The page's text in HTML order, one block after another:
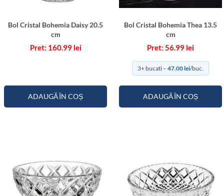
Bol Cristal Bohemia Daisy 20.5
cm
160.99 lei
ADAUGĂ ÎN COȘ
Bol Cristal Bohemia Thea 13.5
cm
56.99 lei
3+ bucati – 47.00lei/buc.
ADAUGĂ ÎN COȘ